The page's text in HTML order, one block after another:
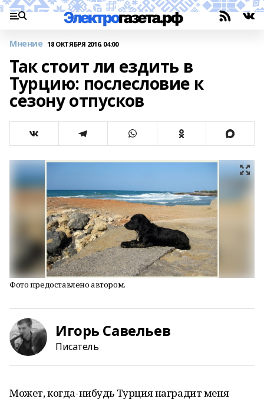
Мнение 18 ОКТЯБРЯ 2016, 04:00
Так стоит ли ездить в
Турцию: послесловие к
сезону отпусков
Фото предоставлено автором.
Игорь Савельев
Писатель
Может, когда-нибудь Турция наградит меня